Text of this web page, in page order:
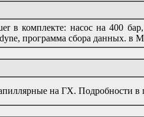
в комплекте: насос на 400
программа сбора данных. в
на ГХ. Подробности в